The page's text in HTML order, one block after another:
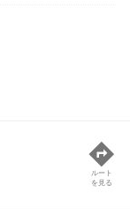
ルート
を見る